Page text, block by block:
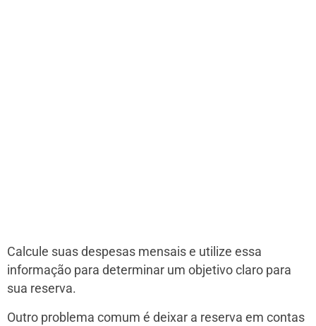
Calcule suas despesas mensais e utilize essa
informação para determinar um objetivo claro para
sua reserva.
Outro problema comum é deixar a reserva em contas